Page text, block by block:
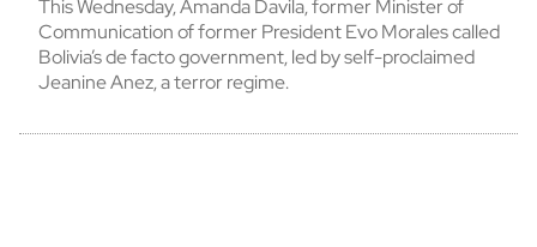
This Wednesday, Amanda Davila, former Minister of
Communication of former President Evo Morales called
Bolivia’s de facto government, led by self-proclaimed
Jeanine Anez, a terror regime.